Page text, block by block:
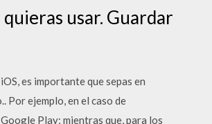
usar. Guardar
es importante que sepas en
Por ejemplo, en el caso de
Play; mientras que, para los